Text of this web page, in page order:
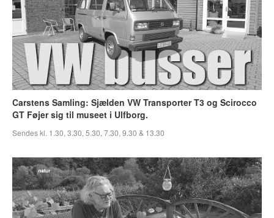
Carstens Samling: Sjælden VW Transporter T3 og Scirocco
GT Føjer sig til museet i Ulfborg.
Sendes kl. 1.30, 3.30, 5.30, 7.30, 9.30 & 13.30